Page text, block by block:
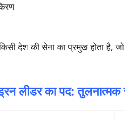
देश की सेना का प्रमुख होता है, जो
लीडर का पद: